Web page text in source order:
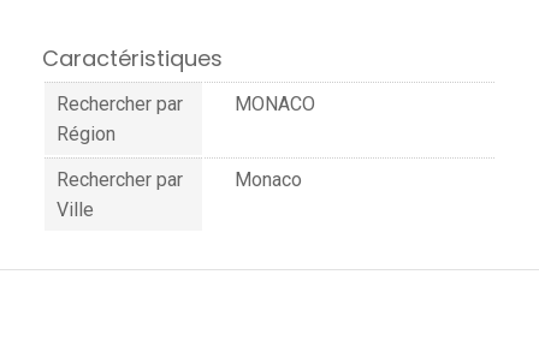
Caractéristiques
Rechercher par
Région
MONACO
Rechercher par
Ville
Monaco